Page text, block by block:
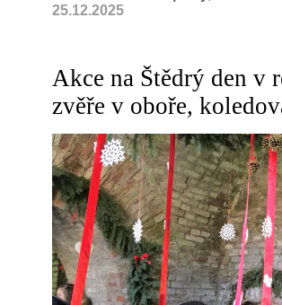
25.12.2025
Akce na Štědrý den v
zvěře v oboře,